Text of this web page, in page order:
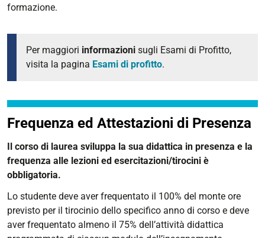
formazione.
Per maggiori informazioni sugli Esami di Profitto,
visita la pagina Esami di profitto.
Frequenza ed Attestazioni di Presenza
Il corso di laurea sviluppa la sua didattica in presenza e la
frequenza alle lezioni ed esercitazioni/tirocini è
obbligatoria.
Lo studente deve aver frequentato il 100% del monte ore
previsto per il tirocinio dello specifico anno di corso e deve
aver frequentato almeno il 75% dell’attività didattica